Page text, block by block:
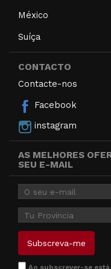
México
Suíça
CONTACTO
Contacte-nos
Facebook
instagram
AS MELHORES
SEU E-MAIL
Ao subscrever-se